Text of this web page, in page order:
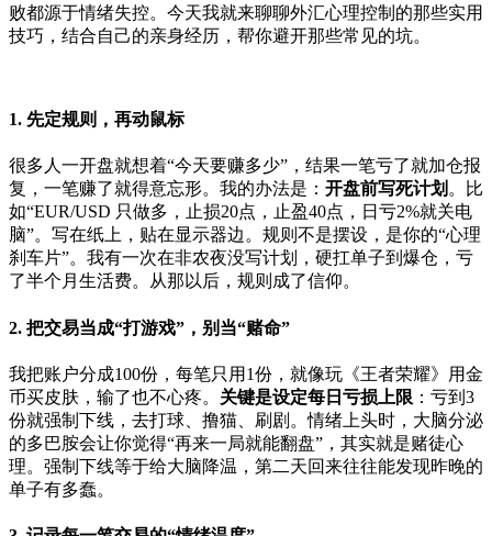
败都源于情绪失控。今天我就来聊聊外汇心理控制的那些实用
技巧，结合自己的亲身经历，帮你避开那些常见的坑。
1. 先定规则，再动鼠标
很多人一开盘就想着“今天要赚多少”，结果一笔亏了就加仓报
复，一笔赚了就得意忘形。我的办法是： 开盘前写死计划 。比
如“EUR/USD 只做多，止损20点，止盈40点，日亏2%就关电
脑”。写在纸上，贴在显示器边。规则不是摆设，是你的“心理
刹车片”。我有一次在非农夜没写计划，硬扛单子到爆仓，亏
了半个月生活费。从那以后，规则成了信仰。
2. 把交易当成“打游戏”，别当“赌命”
我把账户分成100份，每笔只用1份，就像玩《王者荣耀》用金
币买皮肤，输了也不心疼。 关键是设定每日亏损上限 ：亏到3
份就强制下线，去打球、撸猫、刷剧。情绪上头时，大脑分泌
的多巴胺会让你觉得“再来一局就能翻盘”，其实就是赌徒心
理。强制下线等于给大脑降温，第二天回来往往能发现昨晚的
单子有多蠢。